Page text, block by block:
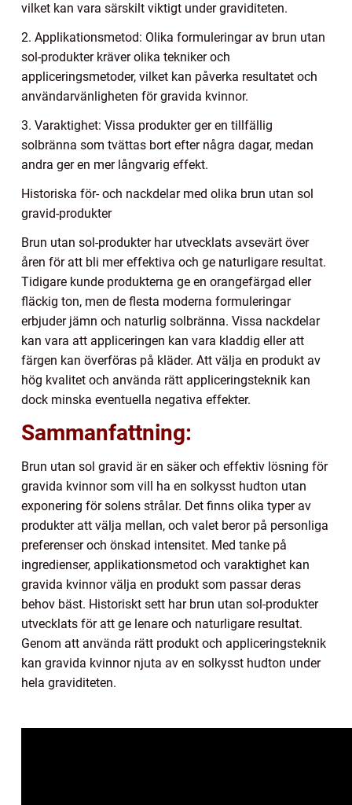
vilket kan vara särskilt viktigt under graviditeten.
2. Applikationsmetod: Olika formuleringar av brun utan
sol-produkter kräver olika tekniker och
appliceringsmetoder, vilket kan påverka resultatet och
användarvänligheten för gravida kvinnor.
3. Varaktighet: Vissa produkter ger en tillfällig
solbränna som tvättas bort efter några dagar, medan
andra ger en mer långvarig effekt.
Historiska för- och nackdelar med olika brun utan sol
gravid-produkter
Brun utan sol-produkter har utvecklats avsevärt över
åren för att bli mer effektiva och ge naturligare resultat.
Tidigare kunde produkterna ge en orangefärgad eller
fläckig ton, men de flesta moderna formuleringar
erbjuder jämn och naturlig solbränna. Vissa nackdelar
kan vara att appliceringen kan vara kladdig eller att
färgen kan överföras på kläder. Att välja en produkt av
hög kvalitet och använda rätt appliceringsteknik kan
dock minska eventuella negativa effekter.
Sammanfattning:
Brun utan sol gravid är en säker och effektiv lösning för
gravida kvinnor som vill ha en solkysst hudton utan
exponering för solens strålar. Det finns olika typer av
produkter att välja mellan, och valet beror på personliga
preferenser och önskad intensitet. Med tanke på
ingredienser, applikationsmetod och varaktighet kan
gravida kvinnor välja en produkt som passar deras
behov bäst. Historiskt sett har brun utan sol-produkter
utvecklats för att ge lenare och naturligare resultat.
Genom att använda rätt produkt och appliceringsteknik
kan gravida kvinnor njuta av en solkysst hudton under
hela graviditeten.